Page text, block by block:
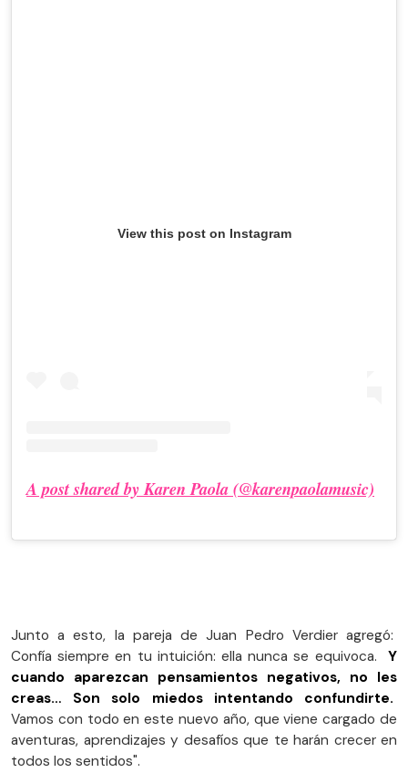
View this post on Instagram
A post shared by Karen Paola (@karenpaolamusic)
Junto a esto, la pareja de Juan Pedro Verdier agregó:
Confía siempre en tu intuición: ella nunca se equivoca. Y
cuando aparezcan pensamientos negativos, no les
creas… Son solo miedos intentando confundirte.
Vamos con todo en este nuevo año, que viene cargado de
aventuras, aprendizajes y desafíos que te harán crecer en
todos los sentidos".